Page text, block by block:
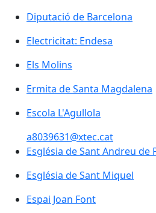
Diputació de Barcelona
Diputació de Barcelona
Electricitat: Endesa
Electricitat: Endesa
Els Molins
Els Molins
Ermita de Santa Magdalena
Ermita de Santa Magdalena
Escola L'Agullola
Escola L'Agullola
a8039631@xtec.cat
Església de Sant Andreu de
Església de Sant Andreu de
Església de Sant Miquel
Església de Sant Miquel
Espai Joan Font
Espai Joan Font